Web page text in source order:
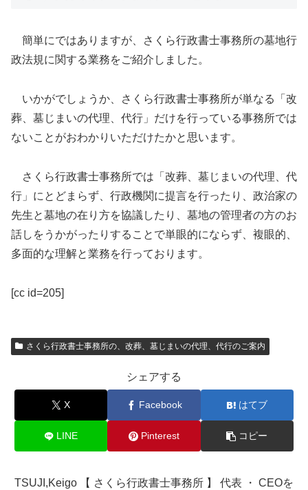
簡単にではありますが、さくら行政書士事務所の墓地行
政法規に関する業務をご紹介しました。
いかがでしょうか、さくら行政書士事務所が単なる「改
葬、墓じまいの代理、代行」だけを行っている事務所では
ないことがおわかりいただけたかと思います。
さくら行政書士事務所では「改葬、墓じまいの代理、代
行」にとどまらず、行政機関に提言を行ったり、政治家の
先生と墓地の在り方を協議したり、墓地の管理者の方のお
話しをうかがったりすることで単眼的にならず、複眼的、
多面的な理解と業務を行っております。
[cc id=205]
さくら行政書士事務所の、改葬、墓じまいの代理、代行のご案内
シェアする
X Facebook はてブ
LINE Pinterest コピー
TSUJI,Keigo 【 さくら行政書士事務所 】 代表 ・ CEOを